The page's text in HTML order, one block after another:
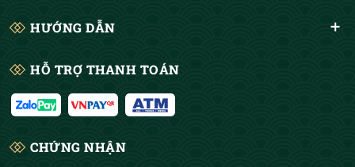
HƯỚNG DẪN
HỖ TRỢ THANH TOÁN
CHỨNG NHẬN